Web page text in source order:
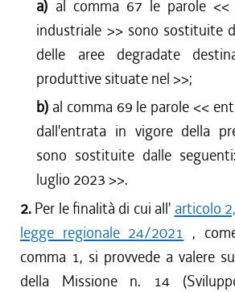
a) al comma 67 le parole <<
industriale >> sono sostituite
delle aree degradate
produttive situate nel >>;
b) al comma 69 le parole <<
dall'entrata in vigore della
sono sostituite dalle
luglio 2023 >>.
2. Per le finalità di cui all' articolo
legge regionale 24/2021 ,
comma 1, si provvede a valere
della Missione n. 14